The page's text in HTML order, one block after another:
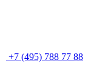
+7 (495) 788 77 88